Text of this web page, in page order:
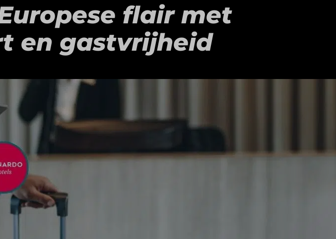
flair met
en gastvrijheid
in Europese steden en regio’s. In Nederland is de
Royal, Leonardo Boutique en NYX Hotels. Elke locatie
details. Leonardo positioneert zich als hotelgroep voor
hotels en persoonlijke service als speerpunten.
opgericht in 1998 door David Fattal. Wat begon met één hotel in
van Fattal – gastvrijheid combineren met persoonlijke